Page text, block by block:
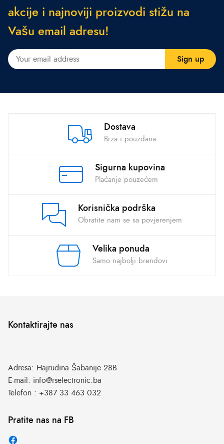
a kcije i najnoviji proizvod i stižu na
Vašu emai ad resu!
Dostava
Brza i pouzdana
Sigurna kupovina
Plaćanje pouzećem
Korisnička podrška
Obratite nam se sa povjerenjem
Velika ponuda
Samo najbolji brendovi
Kontaktirajte nas
Adresa: Hajrudina Šabanije 28B
E-mail: info@rselectronic.ba
Telefon : +387 33 463 032
Pratite nas na FB